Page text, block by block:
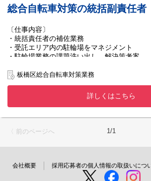
総合自転車対策の統括副責任者
〔仕事内容〕
・統括責任者の補佐業務
・受託エリア内の駐輪場をマネジメント
・駐輪場業務の課題洗い出し、解決策考案
・機器トラブル対応
・利用者対応（架電等）
板橋区総合自転車対策業務
詳しくはこちら
〈 前のページへ 1/1
会社概要 採用応募者の個人情報の取扱いにつ